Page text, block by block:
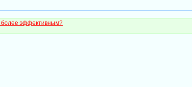
более эффективным?